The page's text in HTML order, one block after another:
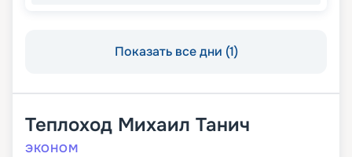
Показать все дни (1)
Теплоход Михаил Танич
ЭКОНОМ